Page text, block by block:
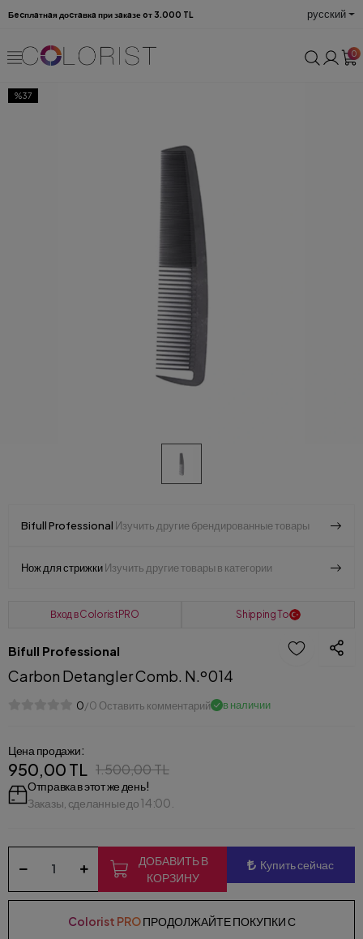
Бecплaтнaя доcтaвкa при зaкaзе oт 3.000 TL русский
0
%37
Bifull Professional Изучить другие брендированные товары
Нож для стрижкиИзучить другие товары в категории
Вход в ColoristPRO Shipping To
Bifull Professional
Carbon Detangler Comb. N.º014
0/0 Оставить комментарий в наличии
Цена продажи:
950,00 TL 1.500,00 TL
Отправка в этот же день!
Заказы, сделанные до 14:00.
ДОБАВИТЬ В
КОРЗИНУ
Купить сейчас
Colorist PROПРОДОЛЖАЙТЕ ПОКУПКИ С